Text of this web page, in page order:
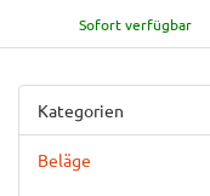
Sofort verfügbar
Kategorien
Beläge